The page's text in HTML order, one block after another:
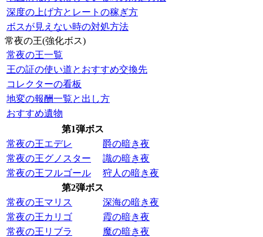
深度の上げ方とレートの稼ぎ方
ボスが見えない時の対処方法
常夜の王(強化ボス)
常夜の王一覧
王の証の使い道とおすすめ交換先
コレクターの看板
地変の報酬一覧と出し方
おすすめ遺物
第1弾ボス
常夜の王エデレ
爵の暗き夜
常夜の王グノスター
識の暗き夜
常夜の王フルゴール
狩人の暗き夜
第2弾ボス
常夜の王マリス
深海の暗き夜
常夜の王カリゴ
霞の暗き夜
常夜の王リブラ
魔の暗き夜